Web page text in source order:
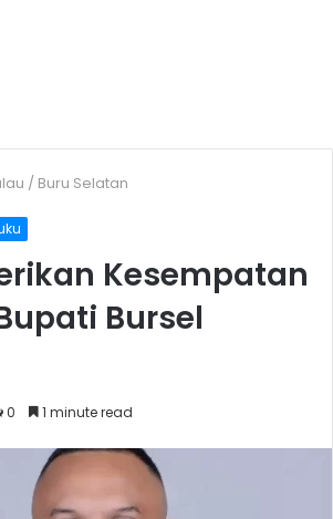
/ Buru Selatan
Kesempatan
Bursel
0 1 minute read